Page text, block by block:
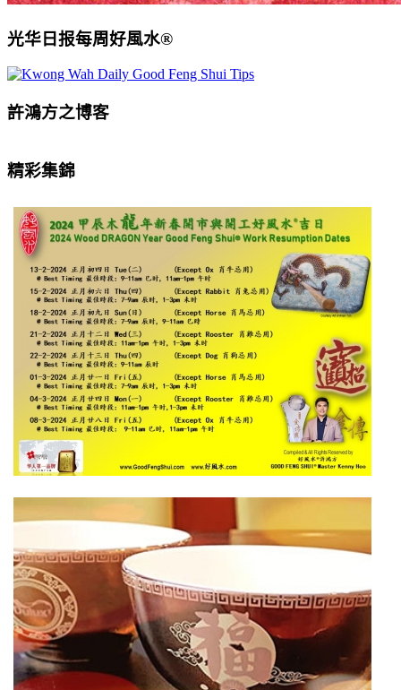
光华日报每周好風水®
許鴻方之博客
精彩集錦